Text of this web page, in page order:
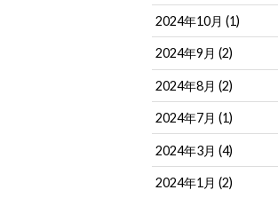
2024年10月 (1)
2024年9月 (2)
2024年8月 (2)
2024年7月 (1)
2024年3月 (4)
2024年1月 (2)